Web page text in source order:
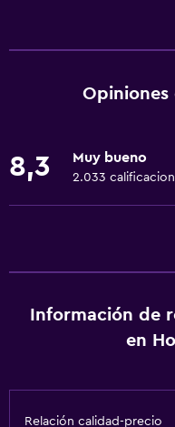
Wifi gratis
Ropa de cama
Alarma de humo
Opiniones
8,3 Muy bueno
2.033
Información de
en
Relación calidad-precio